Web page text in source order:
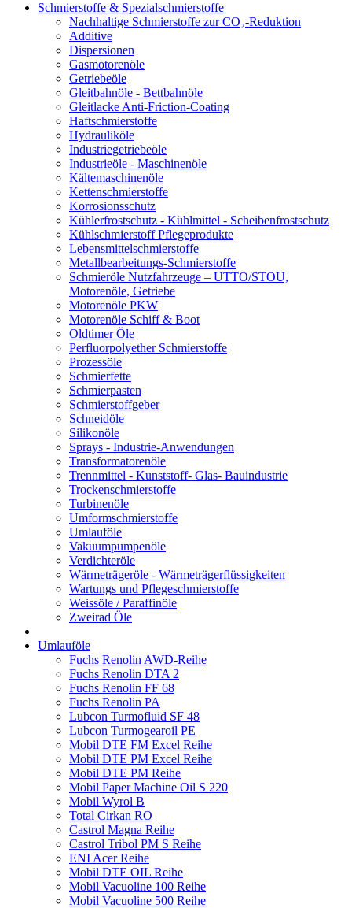
Schmierstoffe & Spezialschmierstoffe
Nachhaltige Schmierstoffe zur CO₂-Reduktion
Additive
Dispersionen
Gasmotorenöle
Getriebeöle
Gleitbahnöle - Bettbahnöle
Gleitlacke Anti-Friction-Coating
Haftschmierstoffe
Hydrauliköle
Industriegetriebeöle
Industrieöle - Maschinenöle
Kältemaschinenöle
Kettenschmierstoffe
Korrosionsschutz
Kühlerfrostschutz - Kühlmittel - Scheibenfrostschutz
Kühlschmierstoff Pflegeprodukte
Lebensmittelschmierstoffe
Metallbearbeitungs-Schmierstoffe
Schmieröle Nutzfahrzeuge – UTTO/STOU,
Motorenöle, Getriebe
Motorenöle PKW
Motorenöle Schiff & Boot
Oldtimer Öle
Perfluorpolyether Schmierstoffe
Prozessöle
Schmierfette
Schmierpasten
Schmierstoffgeber
Schneidöle
Silikonöle
Sprays - Industrie-Anwendungen
Transformatorenöle
Trennmittel - Kunststoff- Glas- Bauindustrie
Trockenschmierstoffe
Turbinenöle
Umformschmierstoffe
Umlauföle
Vakuumpumpenöle
Verdichteröle
Wärmeträgeröle - Wärmeträgerflüssigkeiten
Wartungs und Pflegeschmierstoffe
Weissöle / Paraffinöle
Zweirad Öle
Umlauföle
Fuchs Renolin AWD-Reihe
Fuchs Renolin DTA 2
Fuchs Renolin FF 68
Fuchs Renolin PA
Lubcon Turmofluid SF 48
Lubcon Turmogearoil PE
Mobil DTE FM Excel Reihe
Mobil DTE PM Excel Reihe
Mobil DTE PM Reihe
Mobil Paper Machine Oil S 220
Mobil Wyrol B
Total Cirkan RO
Castrol Magna Reihe
Castrol Tribol PM S Reihe
ENI Acer Reihe
Mobil DTE OIL Reihe
Mobil Vacuoline 100 Reihe
Mobil Vacuoline 500 Reihe